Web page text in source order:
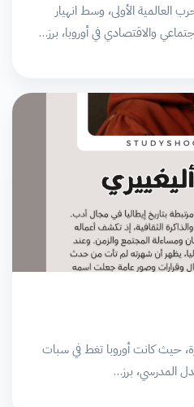
العالمية الأولى، وسط انهيار
والاقتصادي في أوروبا، برز…
حيث كانت أوروبا تغط في سبات
المدرسي، برز…